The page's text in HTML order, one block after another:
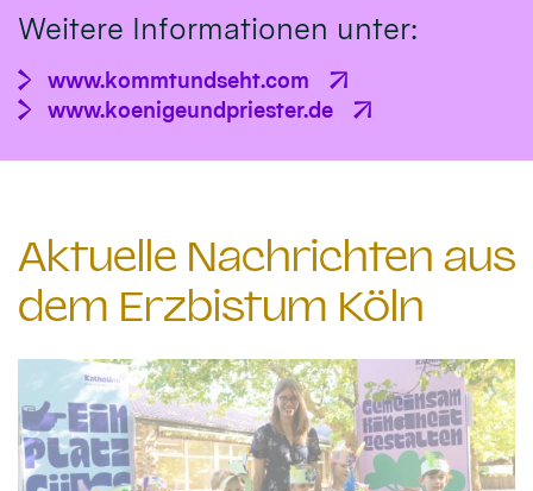
Weitere Informationen unter:
www.kommtundseht.com
www.koenigeundpriester.de
Aktuelle Nachrichten aus
dem Erzbistum Köln